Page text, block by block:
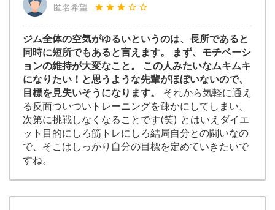
匿名希望
ジム全体の空気がゆるいというのは、長所であると
同時に短所でもあると言えます。 まず、モチベーシ
ョンの維持が大変なこと。 この人みたいなムキムキ
になりたい！と思うような先輩がほぼいないので、
目標を見失いそうになります。
それから気軽に通え
る反面ついついトレーニングを疎かにしてしまい、
次第に挑戦しなくなることです(笑) とはいえダイエ
ット目的にしろ筋トレにしろ結局自分との闘いなの
で、そこはしっかり自分の目標を定めていきたいで
すね。